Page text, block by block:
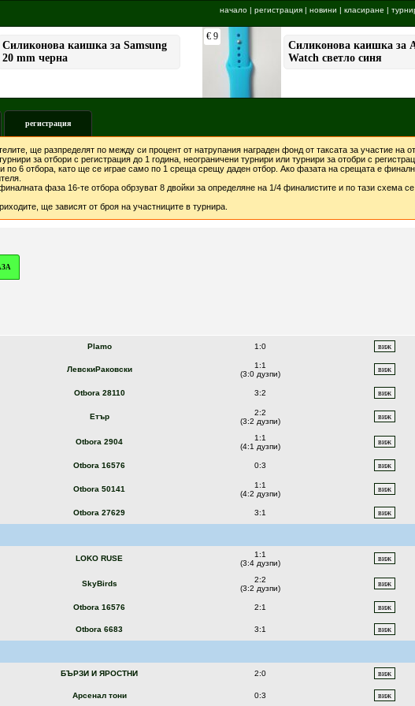
начало | регистрация | новини | класиране |
регистрация
ще разпределят по между си процент от натрупания награден фонд от таксата за участие на
за отбори с регистрация до 1 година, неограничени турнири или турнири за отобри с
по 6 отбора, като ще се играе само по 1 среща срещу даден отбор. Ако фазата на срещата е
фаза 16-те отбора обрзуват 8 двойки за определяне на 1/4 финалистите и по тази схема се
ще зависят от броя на участниците в турнира.
Plamo 1:0
ЛевскиРаковски
1:1
(3:0 дузпи)
Otbora 28110 3:2
Етър
2:2
(3:2 дузпи)
Otbora 2904
1:1
(4:1 дузпи)
Otbora 16576 0:3
Otbora 50141
1:1
(4:2 дузпи)
Otbora 27629 3:1
LOKO RUSE
1:1
(3:4 дузпи)
SkyBirds
2:2
(3:2 дузпи)
Otbora 16576 2:1
Otbora 6683 3:1
БЪРЗИ И ЯРОСТНИ 2:0
Арсенал тони 0:3